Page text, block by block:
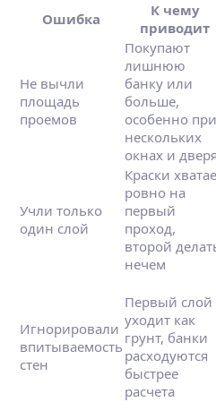
Ошибка
К чему
приводит
Не вычли
площадь
проемов
Покупают
лишнюю
банку или
больше,
особенно при
нескольких
окнах и
Учли только
один слой
Краски
ровно на
первый
проход,
второй
нечем
Игнорировали
впитываемость
стен
Первый слой
уходит как
грунт, банки
расходуются
быстрее
расчета